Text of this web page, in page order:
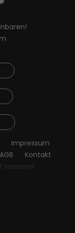
reserved
Impressum
AGB Kontakt